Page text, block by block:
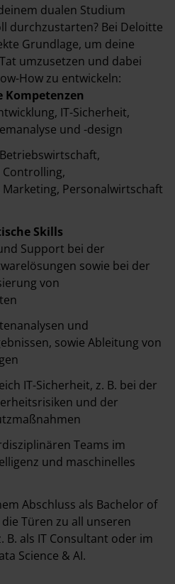
dualen Studium
durchzustarten? Bei Deloitte
Grundlage, um deine
umzusetzen und dabei
How zu entwickeln:
Kompetenzen
IT-Sicherheit,
und -design
Controlling,
Personalwirtschaft
Skills
Support bei der
sowie bei der
von
und
sowie Ableitung von
IT-Sicherheit, z. B. bei der
und der
Teams im
und maschinelles
Abschluss als Bachelor of
Türen zu all unseren
B. als IT Consultant oder im
Science & AI.